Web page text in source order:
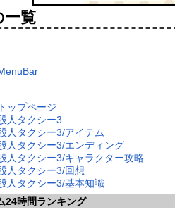
一覧
トップページ
人タクシー3
人タクシー3/アイテム
人タクシー3/エンディング
人タクシー3/キャラクター攻略
人タクシー3/回想
人タクシー3/基本知識
24時間ランキング